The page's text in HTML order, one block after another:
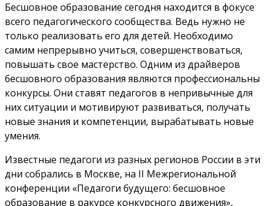
Бесшовное образование сегодня находится в фокусе
всего педагогического сообщества. Ведь нужно не
только реализовать его для детей. Необходимо
самим непрерывно учиться, совершенствоваться,
повышать свое мастерство. Одним из драйверов
бесшовного образования являются профессиональны
конкурсы. Они ставят педагогов в непривычные для
них ситуации и мотивируют развиваться, получать
новые знания и компетенции, вырабатывать новые
умения.
Известные педагоги из разных регионов России в эти
дни собрались в Москве, на II Межрегиональной
конференции «Педагоги будущего: бесшовное
образование в ракурсе конкурсного движения»,